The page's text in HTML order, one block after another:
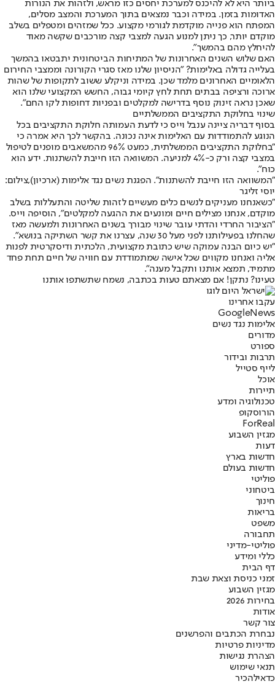
ביותר היא לא להיכנס למערכת יחסים כזו מראש, ולזהות את הנורות
האדומות בזמן. במידה וכבר נמצאים בתוך המערכת והמצב מסלים,
המפתח הוא פנייה מוקדמת לגורמי מקצוע. ככל שמזהים ומטפלים בשלב
מוקדם יותר, כך ניתן למנוע הגעה למצבי קצה מורכבים שקשה מאוד
להיחלץ מהם בהמשך".
האם שלוש השנים האחרונות של המתיחות הביטחונית יתבטאו בהמשך
בעלייה גדולה באלימות? "הניסיון שלנו מאז סגרי הקורונה וממצבי החירום
הלאומיים האחרונים מלמד שכן. במידה וניקלע ששוב לתקופות של שהות
ארוכה ורציפה בבתים תחת לחץ קיומי גבוה, החשש המקצועי שלנו הוא
שאכן נראה זינוק נוסף בדרישה למקלטים ובפניות דחופות לקו החם".
שינוי בחלוקת התקציבים הממשלתיים
בסוף דבריה ציינה ענבל וייס כי לדעת העמותה חלוקת התקציבים בכל
הנוגע להתמודדות עם האלימות אינה נכונה. בהקשר לכך היא אמרה כי
"בחלוקת התקציבים הממשלתית, כמעט 96% מהמשאבים מופנים לטיפול
במצבי קצה ורק כ-4% למניעה. המשוואה הזו חייבת להשתנות. ידע הוא
כוח".
"המשוואה הזו חייבת להשתנות". הפגנת נשים נגד אלימות (ארכיון),צילום:
יוסי זליגר
"כשאנחנו מעניקים לנשים כלים מעשיים לזהות שליטה והתעללות בשלב
מוקדם, אנחנו מצילים חיים ומונעים את ההגעה למקלטים", הוסיפה וייס.
"הציבור החרדי והדתי עובר שינוי מבורך בשנים האחרונות ולמעשה מאז
שהחלנו בפעילותנו לפני מעל 30 שנה, עצרנו את קשר השתיקה בנושא".
"יש כיום הבנה עמוקה שיש כתובת מקצועית, הלכתית ודיסקרטית לפנות
אליה ואנחנו מקווים שכל אישה שמתמודדת עם חוויה של חיים תחת פחד
מתמיד, תמצא אותנו ותקבל מענה".
טעינו? נתקן! אם מצאתם טעות בכתבה, נשמח שתשתפו אותנו
עקבו אחרינו
Googl eNews
אלימות נגד נשים
מדורים
ספורט
תרבות ובידור
לייף סטייל
אוכל
תיירות
טכנולוגיה ומדע
הורוסקופ
ForReal
מגזין השבוע
דעות
חדשות בארץ
חדשות בעולם
פוליטי
ביטחוני
חינוך
בריאות
משפט
תחבורה
פוליטי-מדיני
כללי ומידע
דף הבית
זמני כניסת וצאת שבת
מגזין השבוע
בחירות 2026
אודות
צור קשר
נבחרת הכתבים והפרשנים
מדיניות פרטיות
הצהרת נגישות
תנאי שימוש
כדאילהכיר